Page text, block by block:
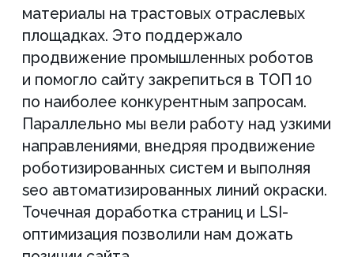
целаякоманда
специалистов
Всегда на связи, оперативно
ответит на любые вопросы о
проекте
Менеджер проекта
Составит стратегию,
семантику, проведет
фоне других
SEO-специалист